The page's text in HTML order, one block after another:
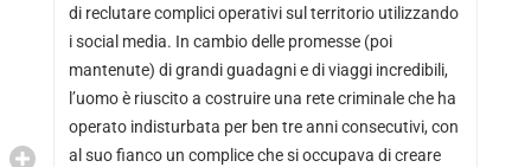
di reclutare complici operativi sul territorio utilizzando
i social media. In cambio delle promesse (poi
mantenute) di grandi guadagni e di viaggi incredibili,
l’uomo è riuscito a costruire una rete criminale che ha
operato indisturbata per ben tre anni consecutivi, con
al suo fianco un complice che si occupava di creare